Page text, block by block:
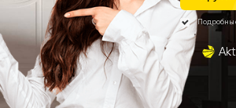
Фрязино, Щёлково, Чкаловская,
от склада)
Мытищи, Пушкино, Красноармейск,
Фряново, Электросталь, Ивантеевка,
Лосинопетровский и др. (от 20 до 45 км.